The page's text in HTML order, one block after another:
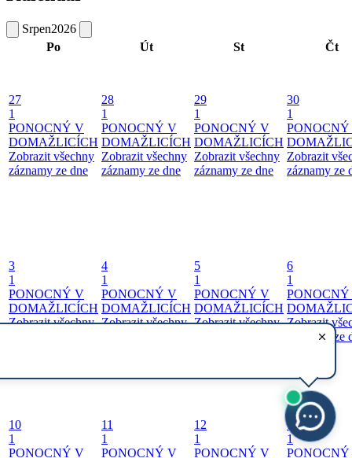
Srpen2026
Po
Út St Čt
27
1
PONOCNÝ V
DOMAŽLICÍCH
Zobrazit všechny
záznamy ze dne
28
1
PONOCNÝ V
DOMAŽLICÍCH
Zobrazit všechny
záznamy ze dne
29
1
PONOCNÝ V
DOMAŽLICÍCH
Zobrazit všechny
záznamy ze dne
30
1
Zobrazit
záznamy ze
3
1
PONOCNÝ V
DOMAŽLICÍCH
Zobrazit všechny
4
1
PONOCNÝ V
DOMAŽLICÍCH
Zobrazit všechny
5
1
PONOCNÝ V
DOMAŽLICÍCH
Zobrazit všechny
6
1
Zobrazit
záznamy ze
10
1
PONOCNÝ V
11
1
PONOCNÝ V
12
1
PONOCNÝ V
13
1